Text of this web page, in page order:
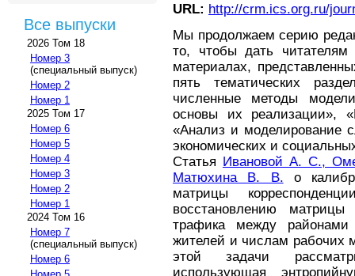
Все выпуски
2026 Том 18
Номер 3
(специальный выпуск)
Номер 2
Номер 1
2025 Том 17
Номер 6
Номер 5
Номер 4
Номер 3
Номер 2
Номер 1
2024 Том 16
Номер 7
(специальный выпуск)
Номер 6
URL: http://crm.ics.org.ru/
Мы продолжаем серию
то, чтобы дать
материалах,
пять тематических
численные методы
основы их реализации»,
«Анализ и моделирование
экономических и
Статья Ивановой А. С.,
Матюхина В. В. о
матрицы
восстановлению матрицы
трафика между
жителей и числам рабочих
этой задачи
использующая